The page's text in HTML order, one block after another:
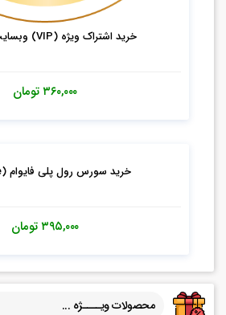
خرید اشتراک ویژه (VIP) وبسایت (ماهانه)
۳۶۰,۰۰۰تومان
خرید سورس رول پلی فایوام (QBCore)
۳۹۵,۰۰۰تومان
محصولات ویــــژه ...